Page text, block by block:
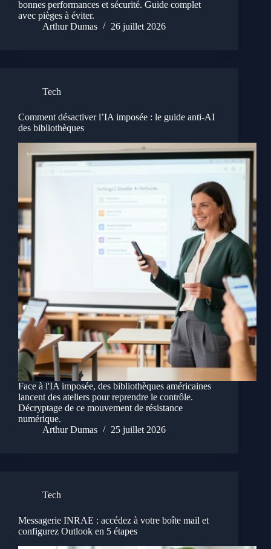
bonnes performances et sécurité. Guide complet
avec pièges à éviter.
Arthur Dumas
26 juillet 2026
Tech
Comment désactiver l’IA imposée : le guide anti-AI
des bibliothèques
Face à l'IA imposée, des bibliothèques américaines
lancent des ateliers pour reprendre le contrôle.
Décryptage de ce mouvement de résistance
numérique.
Arthur Dumas
25 juillet 2026
Tech
Messagerie INRAE : accédez à votre boîte mail et
configurez Outlook en 5 étapes